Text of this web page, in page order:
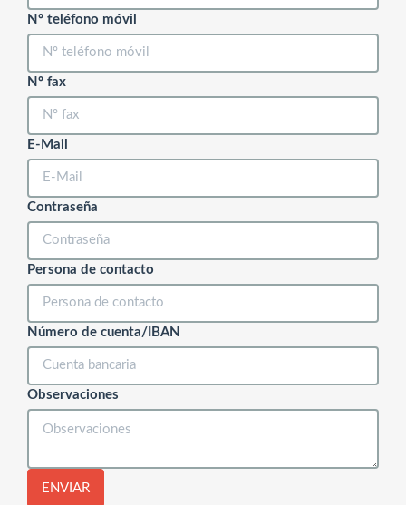
Nº teléfono móvil
Nº fax
E-Mail
Contraseña
Persona de contacto
Número de cuenta/IBAN
Observaciones